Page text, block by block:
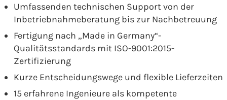
Umfassenden technischen Support von der
Inbetriebnahmeberatung bis zur Nachbetreuung
Fertigung nach „Made in Germany“-
Qualitätsstandards mit ISO-9001:2015-
Zertifizierung
Kurze Entscheidungswege und flexible Lieferzeiten
15 erfahrene Ingenieure als kompetente